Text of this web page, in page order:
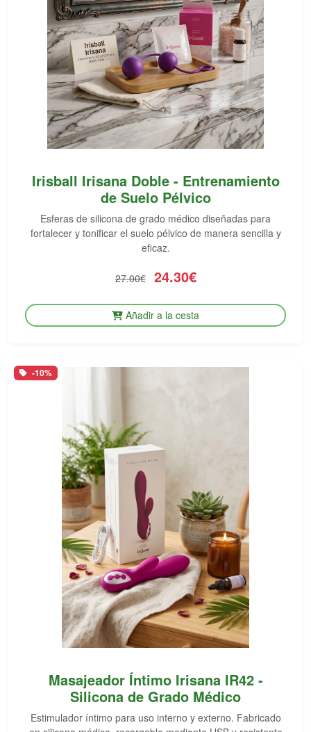
Irisball Irisana Doble - Entrenamiento
de Suelo Pélvico
Esferas de silicona de grado médico diseñadas para
fortalecer y tonificar el suelo pélvico de manera sencilla y
eficaz.
27.00€ 24.30€
Añadir a la cesta
-10%
Masajeador Íntimo Irisana IR42 -
Silicona de Grado Médico
Estimulador íntimo para uso interno y externo. Fabricado